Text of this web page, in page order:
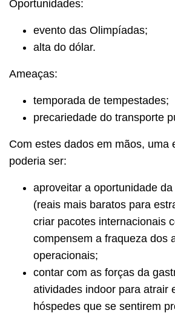
Oportunidades:
evento das Olimpíadas;
alta do dólar.
Ameaças:
temporada de tempestades;
precariedade do transporte
Com estes dados em mãos, uma
poderia ser:
aproveitar a oportunidade
(reais mais baratos para
criar pacotes internacionais
compensem a fraqueza dos
operacionais;
contar com as forças da
atividades indoor para atrair
hóspedes que se sentirem